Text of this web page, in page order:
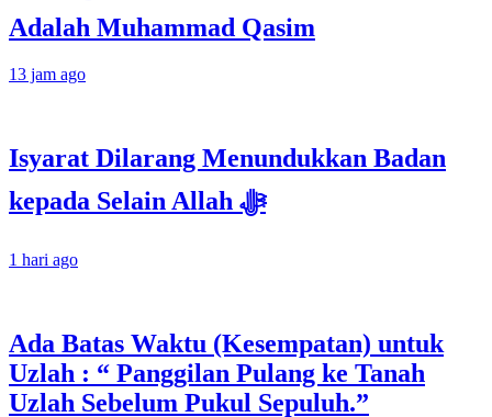
Adalah Muhammad Qasim
13 jam ago
Isyarat Dilarang Menundukkan Badan
kepada Selain Allah ﷻ
1 hari ago
Ada Batas Waktu (Kesempatan) untuk
Uzlah : “ Panggilan Pulang ke Tanah
Uzlah Sebelum Pukul Sepuluh.”